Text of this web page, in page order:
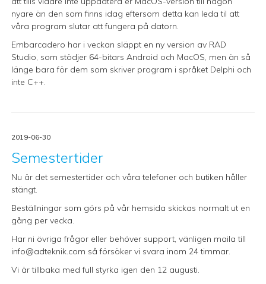
nyare än den som finns idag eftersom detta kan leda til att
våra program slutar att fungera på datorn.
Embarcadero har i veckan släppt en ny version av RAD
Studio, som stödjer 64-bitars Android och MacOS, men än så
länge bara för dem som skriver program i språket Delphi och
inte C++.
2019-06-30
Semestertider
Nu är det semestertider och våra telefoner och butiken håller
stängt.
Beställningar som görs på vår hemsida skickas normalt ut en
gång per vecka.
Har ni övriga frågor eller behöver support, vänligen maila till
info@adteknik.com så försöker vi svara inom 24 timmar.
Vi är tillbaka med full styrka igen den 12 augusti.